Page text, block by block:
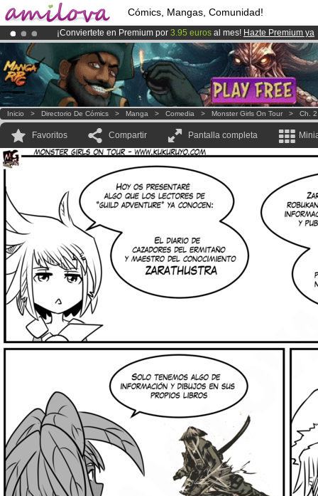
Cómics, Mangas, Comunidad!
¡Conviertete en Premium por 3.95 euros al mes! Hazte Premium ya
¡El Kickstarter Amilova está desormado lanzado!.
¡Ya tenemos 134393miembrosy 1208 Cómics y Mangas!.
Inicio > Directorio De Cómics > Manga > Comedia > Monster Girls On Tour > Ch. 2
Favoritos Compartir Pantalla completa